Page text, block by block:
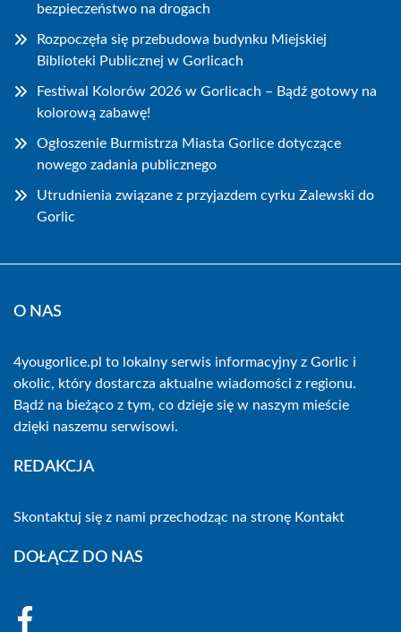
bezpieczeństwo na drogach
Rozpoczęła się przebudowa budynku Miejskiej
Biblioteki Publicznej w Gorlicach
Festiwal Kolorów 2026 w Gorlicach – Bądź gotowy na
kolorową zabawę!
Ogłoszenie Burmistrza Miasta Gorlice dotyczące
nowego zadania publicznego
Utrudnienia związane z przyjazdem cyrku Zalewski do
Gorlic
O NAS
4yougorlice.pl to lokalny serwis informacyjny z Gorlic i
okolic, który dostarcza aktualne wiadomości z regionu.
Bądź na bieżąco z tym, co dzieje się w naszym mieście
dzięki naszemu serwisowi.
REDAKCJA
Skontaktuj się z nami przechodząc na stronę Kontakt
DOŁĄCZ DO NAS